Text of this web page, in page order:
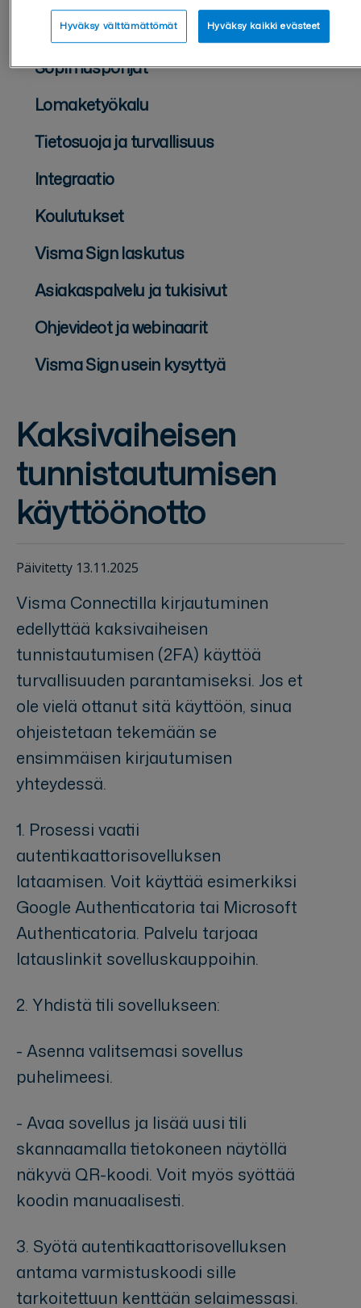
Asiakirjojen hallinta
Sopimuspohjat
Lomaketyökalu
Tietosuoja ja turvallisuus
Integraatio
Koulutukset
Visma Sign laskutus
Asiakaspalvelu ja tukisivut
Ohjevideot ja webinaarit
Visma Sign usein kysyttyä
Kaksivaiheisen
tunnistautumisen
käyttöönotto
Päivitetty 13.11.2025
Visma Connectilla kirjautuminen
edellyttää kaksivaiheisen
tunnistautumisen (2FA) käyttöä
turvallisuuden parantamiseksi. Jos et
ole vielä ottanut sitä käyttöön, sinua
ohjeistetaan tekemään se
ensimmäisen kirjautumisen
yhteydessä.
1. Prosessi vaatii
autentikaattorisovelluksen
lataamisen. Voit käyttää esimerkiksi
Google Authenticatoria tai Microsoft
Authenticatoria. Palvelu tarjoaa
latauslinkit sovelluskauppoihin.
2. Yhdistä tili sovellukseen:
- Asenna valitsemasi sovellus
puhelimeesi.
- Avaa sovellus ja lisää uusi tili
skannaamalla tietokoneen näytöllä
näkyvä QR-koodi. Voit myös syöttää
koodin manuaalisesti.
3. Syötä autentikaattorisovelluksen
antama varmistuskoodi sille
tarkoitettuun kenttään selaimessasi.
Hyväksy välttämättömät Hyväksy kaikki evästeet